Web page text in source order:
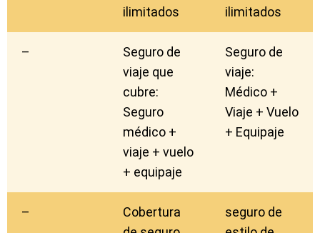
ilimitados
ilimitados
–
Seguro de
viaje que
cubre:
Seguro
médico +
viaje + vuelo
+ equipaje
Seguro de
viaje:
Médico +
Viaje + Vuelo
+ Equipaje
–
Cobertura
seguro de